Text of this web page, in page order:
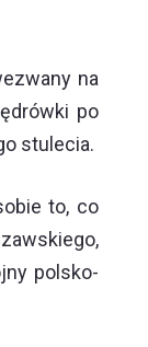
na
po
stulecia.
to, co
polsko-